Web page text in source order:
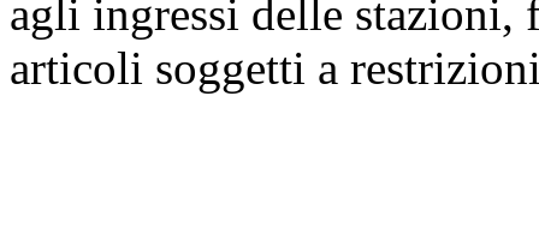
agli ingressi delle stazioni,
articoli soggetti a